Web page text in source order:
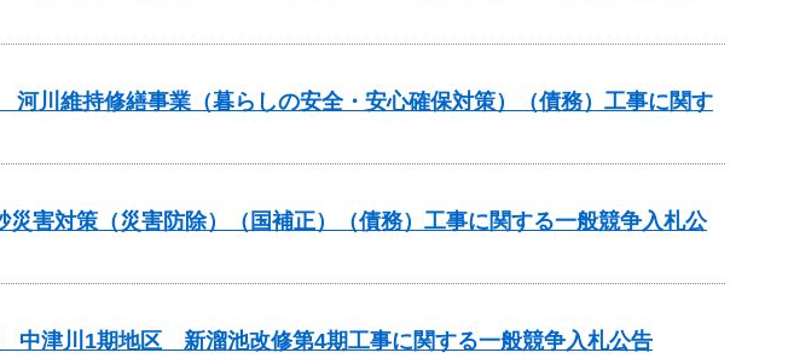
川維持修繕事業（暮らしの安全・安心確保対策）（債務）工事に関す
害対策（災害防除）（国補正）（債務）工事に関する一般競争入札公
中津川1期地区 新溜池改修第4期工事に関する一般競争入札公告